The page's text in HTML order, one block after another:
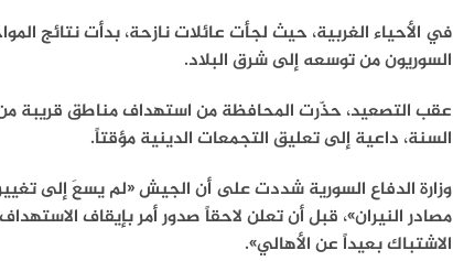
في الأحياء الغربية، حيث لجأت عائلات نازحة، بدأت
السوريون من توسعه إلى شرق البلاد.
عقب التصعيد، حذّرت المحافظة من استهداف مناطق قريبة
السنة، داعية إلى تعليق التجمعات الدينية مؤقتاً.
وزارة الدفاع السورية شددت على أن الجيش «لم يسعَ إلى
مصادر النيران»، قبل أن تعلن لاحقاً صدور أمر بإيقاف
الاشتباك بعيداً عن الأهالي».